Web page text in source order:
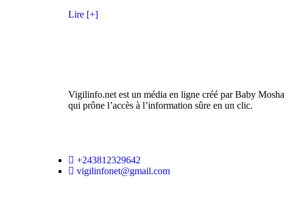
Lire [+]
Vigilinfo.net est un média en ligne créé par Baby Mosha
qui prône l’accès à l’information sûre en un clic.
+243812329642
vigilinfonet@gmail.com